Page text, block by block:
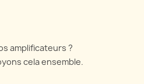
amplificateurs ?
cela ensemble.